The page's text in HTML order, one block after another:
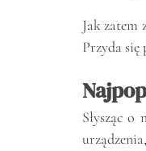
Jak zatem
Przyda się
Słysząc